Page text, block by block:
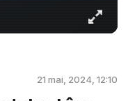
21 mai, 2024, 12:10